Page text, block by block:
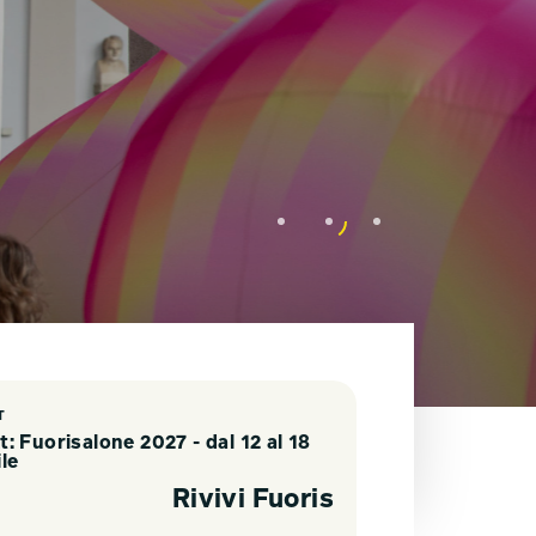
Fuorisalone 2027 - dal 12 al 18
Rivivi Fuorisalone 2026